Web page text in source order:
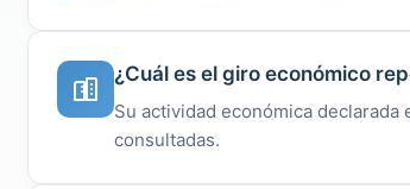
¿Cuál es el giro económico
Su actividad económica
consultadas.